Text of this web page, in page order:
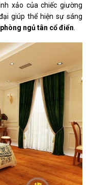
xảo của chiếc giường
giúp thể hiện sự sáng
ngủ tân cổ điển